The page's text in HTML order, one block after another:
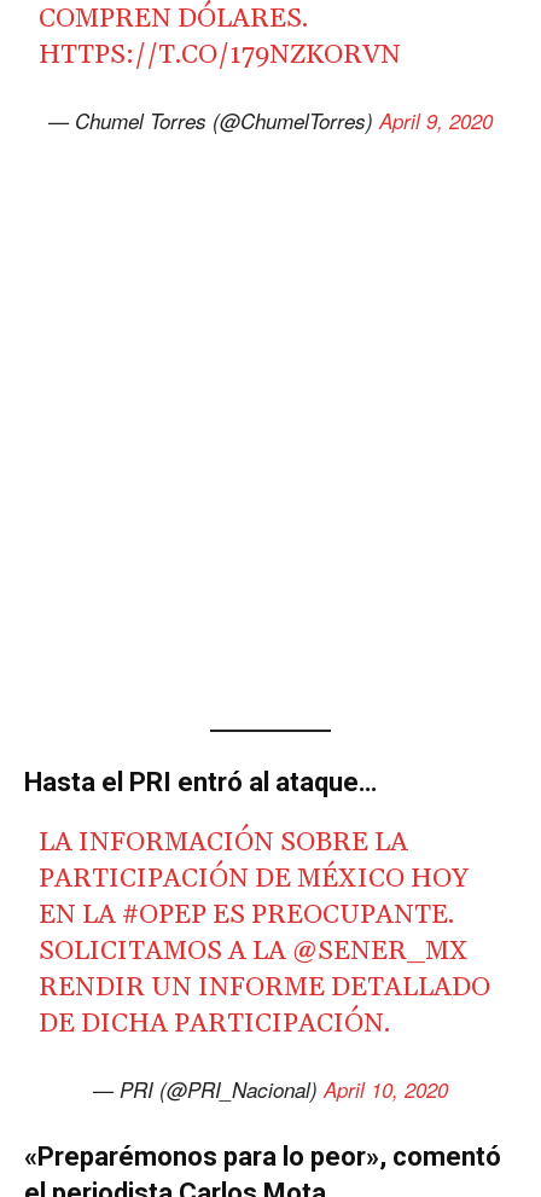
COMPREN DÓLARES.
HTTPS://T.CO/179NZKORVN
— Chumel Torres (@ChumelTorres)April 9, 2020
Hasta el PRI entró al ataque…
LA INFORMACIÓN SOBRE LA
PARTICIPACIÓN DE MÉXICO HOY
EN LA #OPEP ES PREOCUPANTE.
SOLICITAMOS A LA @SENER_MX
RENDIR UN INFORME DETALLADO
DE DICHA PARTICIPACIÓN.
— PRI (@PRI_Nacional)April 10, 2020
«Preparémonos para lo peor», comentó